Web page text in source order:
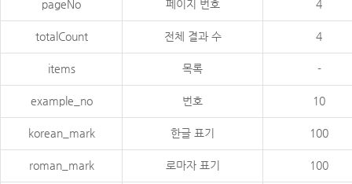
pageNo 페이지 번호 4
totalCount 전체 결과 수 4
items 목록 -
example_no 번호 10
korean_mark 한글 표기 100
roman_mark 로마자 표기 100